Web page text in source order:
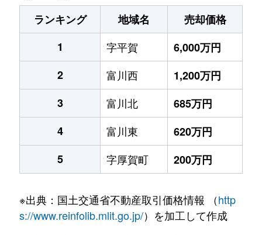
ランキング
地域名
売却価格
1
字平賀
6,000万円
2
富川西
1,200万円
3
富川北
685万円
4
富川東
620万円
5
字厚賀町 200万円
※出典：国土交通省不動産取引価格情報 （http
s://www.reinfolib.mlit.go.jp/）を加工して作成